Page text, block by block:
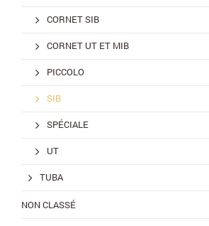
CORNET SIB
CORNET UT ET MIB
PICCOLO
SIB
SPÉCIALE
UT
TUBA
NON CLASSÉ